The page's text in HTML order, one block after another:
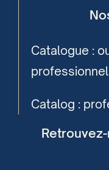
Catalogue :
Catalog :